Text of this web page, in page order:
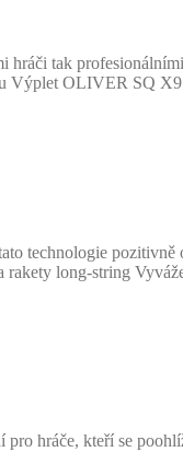
hráči tak
Výplet OLIVER SQ
technologie pozitivně
long-string
pro hráče, kteří se